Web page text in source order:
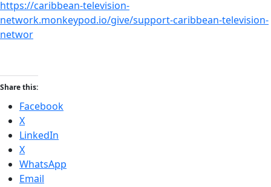
https://caribbean-television-
network.monkeypod.io/give/support-caribbean-television-
networ
Share this:
Facebook
X
LinkedIn
X
WhatsApp
Email